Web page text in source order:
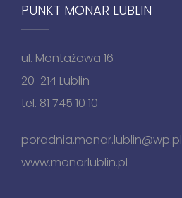
PUNKT MONAR LUBLIN
ul. Montażowa 16
20-214 Lublin
tel. 81 745 10 10
poradnia.monar.lublin@wp.pl
www.monarlublin.pl